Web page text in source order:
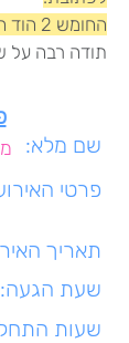
החומש 2 הוד השרון
תודה רבה על
שם מלא:
פרטי
תאריך
שעת הגעה:
שעות